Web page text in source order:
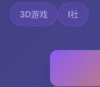
3D游戏 I社